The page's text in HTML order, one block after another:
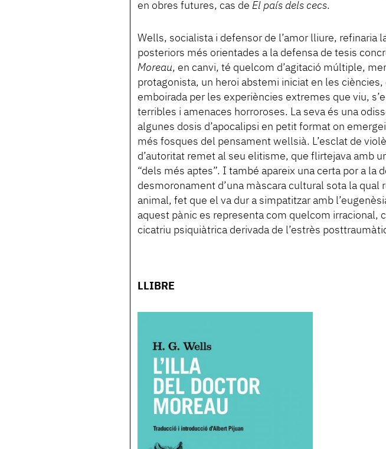
en obres futures, cas de El país dels cecs.
Wells, socialista i defensor de l’amor lliure, refinaria
posteriors més orientades a la defensa de tesis
Moreau, en canvi, té quelcom d’agitació múltiple,
protagonista, un heroi abstemi iniciat en les ciències,
emboirada per les experiències extremes que viu,
terribles i amenaces horroroses. La seva és una
algunes dosis d’apocalipsi en petit format on
més fosques del pensament wellsià. L’esclat de
d’autoritat remet al seu elitisme, que flirtejava amb
“dels més aptes”. I també apareix una certa por a la
desmoronament d’una màscara cultural sota la qual
animal, fet que el va dur a simpatitzar amb
aquest pànic es representa com quelcom irracional,
cicatriu psiquiàtrica derivada de l’estrès
LLIBRE